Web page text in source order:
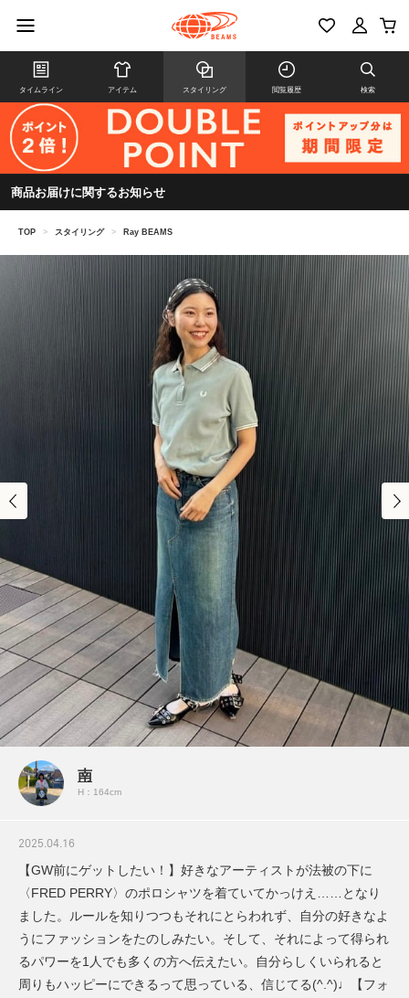
タイムライン アイテム スタイリング 閲覧履歴 検索
商品お届けに関するお知らせ
TOP > スタイリング > Ray BEAMS
南
H：164cm
2025.04.16
【GW前にゲットしたい！】好きなアーティストが法被の下に
〈FRED PERRY〉のポロシャツを着ていてかっけえ……となり
ました。ルールを知りつつもそれにとらわれず、自分の好きなよ
うにファッションをたのしみたい。そして、それによって得られ
るパワーを1人でも多くの方へ伝えたい。自分らしくいられると
周りもハッピーにできるって思っている、信じてる(^.^)♩【フォ